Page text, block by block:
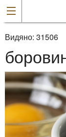
Видяно: 31506